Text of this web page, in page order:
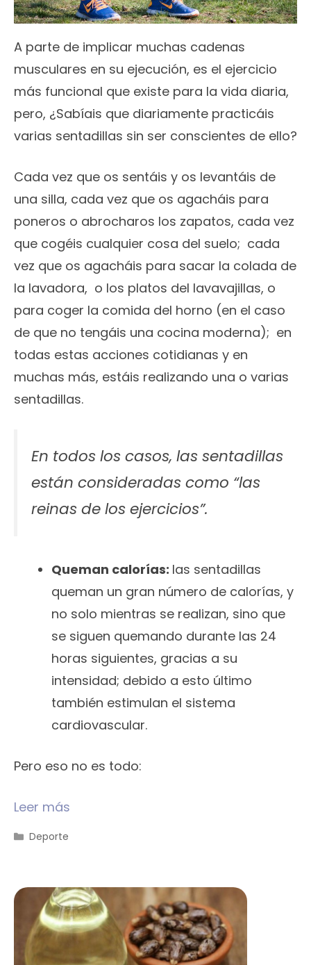
A parte de implicar muchas cadenas
musculares en su ejecución, es el ejercicio
más funcional que existe para la vida diaria,
pero, ¿Sabíais que diariamente practicáis
varias sentadillas sin ser conscientes de ello?
Cada vez que os sentáis y os levantáis de
una silla, cada vez que os agacháis para
poneros o abrocharos los zapatos, cada vez
que cogéis cualquier cosa del suelo; cada
vez que os agacháis para sacar la colada de
la lavadora, o los platos del lavavajillas, o
para coger la comida del horno (en el caso
de que no tengáis una cocina moderna); en
todas estas acciones cotidianas y en
muchas más, estáis realizando una o varias
sentadillas.
En todos los casos, las sentadillas
están consideradas como “las
reinas de los ejercicios”.
Queman calorías: las sentadillas
queman un gran número de calorías, y
no solo mientras se realizan, sino que
se siguen quemando durante las 24
horas siguientes, gracias a su
intensidad; debido a esto último
también estimulan el sistema
cardiovascular.
Pero eso no es todo:
Leer más
Categorías
Deporte